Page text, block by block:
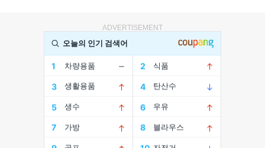
ADVERTISEMENT